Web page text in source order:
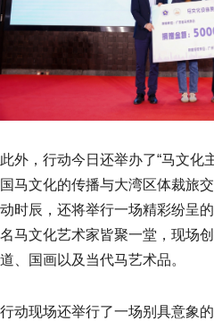
此外，行动今日还举办了“马文化
国马文化的传播与大湾区体裁旅
动时辰，还将举行一场精彩纷呈
名马文化艺术家皆聚一堂，现场
道、国画以及当代马艺术品。
行动现场还举行了一场别具意象